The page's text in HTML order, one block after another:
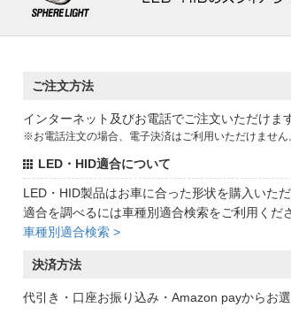
ご注文方法
インターネット及びお電話でご注文いただけます
※お電話注文の場合、電子決済はご利用いただけません
LED・HID適合について
LED・HID製品はお車に合った形状を購入いた
適合を調べるには車種別適合検索をご利用くだ
車種別適合検索 >
決済方法
代引き・口座お振り込み・Amazon payからお選